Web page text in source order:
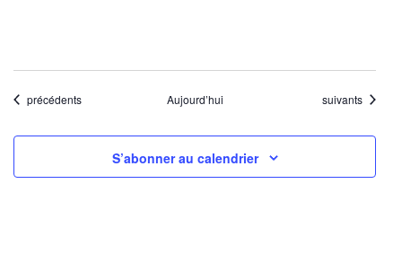
Évènements
précédents Aujourd’hui Évènements
suivants
S’abonner au calendrier